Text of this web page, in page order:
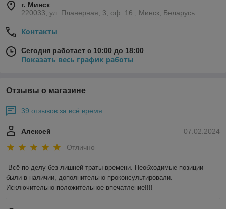
г. Минск
220033, ул. Планерная, 3, оф. 16., Минск, Беларусь
Контакты
Сегодня работает с 10:00 до 18:00
Показать весь график работы
Отзывы о магазине
39 отзывов за всё время
07.02.2024
Алексей
Отлично
Всё по делу без лишней траты времени. Необходимые позиции
были в наличии, дополнительно проконсультировали.
Исключительно положительное впечатление!!!!